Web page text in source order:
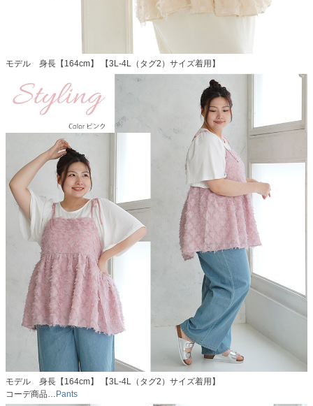
モデル 身長【164cm】 【3L-4L（タグ2）サイズ着用】
モデル 身長【164cm】 【3L-4L（タグ2）サイズ着用】
コーデ商品… Pants